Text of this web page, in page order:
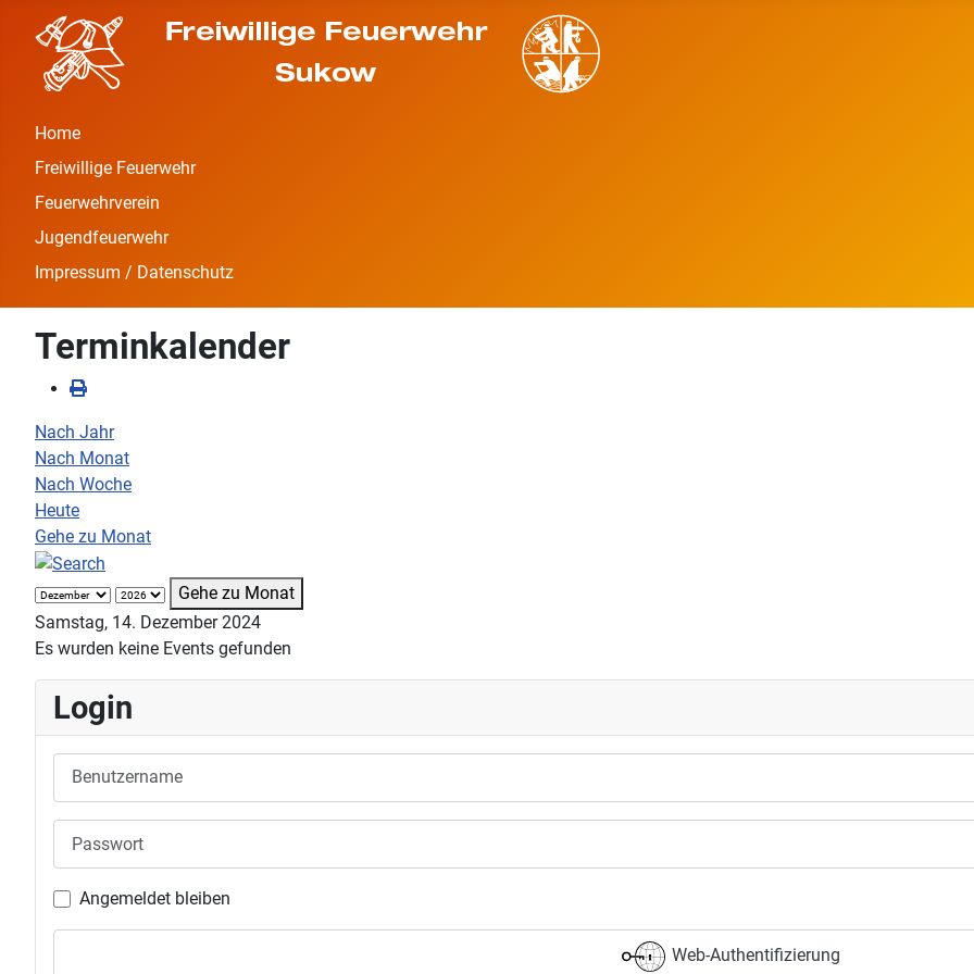
Home
Freiwillige Feuerwehr
Feuerwehrverein
Jugendfeuerwehr
Impressum / Datenschutz
Terminkalender
Nach Jahr
Nach Monat
Nach Woche
Heute
Gehe zu Monat
Gehe zu Monat
Samstag, 14. Dezember 2024
Es wurden keine Events gefunden
Login
Angemeldet bleiben
Web-Authentifizierung